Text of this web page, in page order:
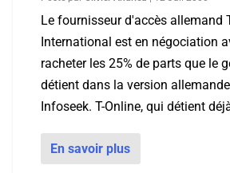
Le fournisseur d'accès allemand
International est en négociation
racheter les 25% de parts que le
détient dans la version
Infoseek. T-Online, qui détient
En savoir plus